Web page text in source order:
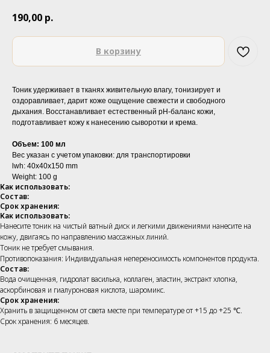
190,00 р.
В корзину
Тоник удерживает в тканях живительную влагу, тонизирует и
оздоравливает, дарит коже ощущение свежести и свободного
дыхания. Восстанавливает естественный pH-баланс кожи,
подготавливает кожу к нанесению сыворотки и крема.
Объем: 100 мл
Вес указан с учетом упаковки: для транспортировки
lwh: 40x40x150 mm
Weight: 100 g
Как использовать:
Состав:
Срок хранения:
Как использовать:
Нанесите тоник на чистый ватный диск и легкими движениями нанесите на
кожу, двигаясь по направлению массажных линий.
Тоник не требует смывания.
Противопоказания: Индивидуальная непереносимость компонентов продукта.
Состав:
Вода очищенная, гидролат василька, коллаген, эластин, экстракт хлопка,
аскорбиновая и гиалуроновая кислота, шаромикс.
Срок хранения:
Хранить в защищенном от света месте при температуре от +15 до +25 ℃.
Срок хранения: 6 месяцев.